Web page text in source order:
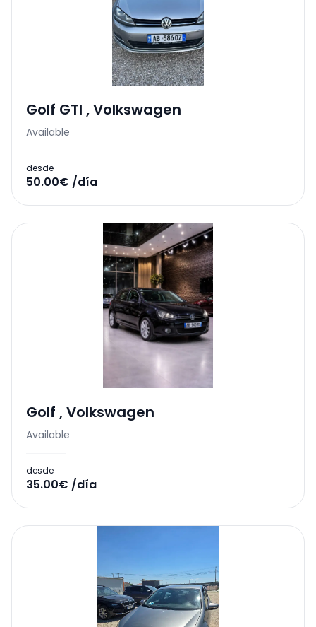
Golf GTI ,Volkswagen
Available
desde
50.00€ /día
Golf ,Volkswagen
Available
desde
35.00€ /día